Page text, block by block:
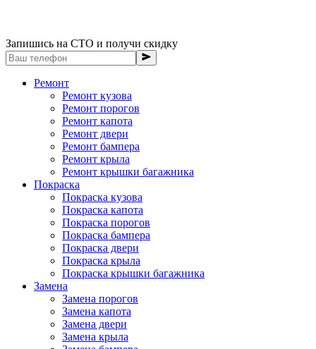
Запишись на СТО и получи скидку
Ремонт
Ремонт кузова
Ремонт порогов
Ремонт капота
Ремонт двери
Ремонт бампера
Ремонт крыла
Ремонт крышки багажника
Покраска
Покраска кузова
Покраска капота
Покраска порогов
Покраска бампера
Покраска двери
Покраска крыла
Покраска крышки багажника
Замена
Замена порогов
Замена капота
Замена двери
Замена крыла